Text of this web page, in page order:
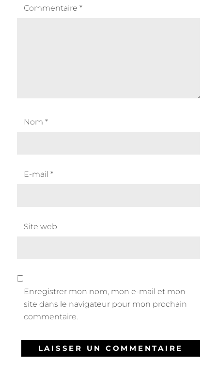
Commentaire *
Nom *
E-mail *
Site web
Enregistrer mon nom, mon e-mail et mon
site dans le navigateur pour mon prochain
commentaire.